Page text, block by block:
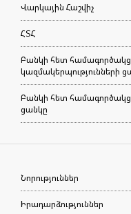
Վարկային Հաշվիչ
ՀՏՀ
Բանկի հետ
կազմակերպությունների
Բանկի հետ
ցանկը
Նորություններ
Իրադարձություններ